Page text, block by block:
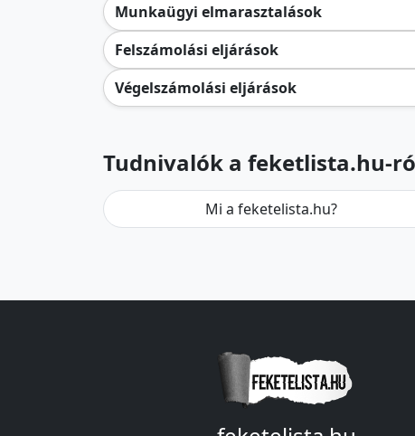
Munkaügyi elmarasztalások
Felszámolási eljárások
Végelszámolási eljárások
Tudnivalók a feketlista.hu-
Mi a feketelista.hu?